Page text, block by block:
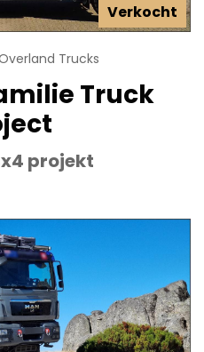
Verkocht
Trucks
Truck
projekt